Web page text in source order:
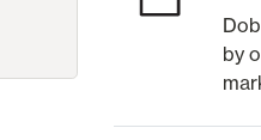
by